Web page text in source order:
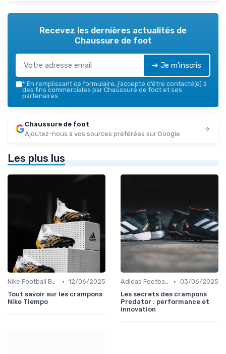
Recevez les dernières actualités de
Chaussure de foot
➔ Je m'inscris
* En remplissant ce formulaire, j’accepte d’être contacté(e) à
des fins commerciales par Chaussure de foot et ses
partenaires.
Chaussure de foot
Ajoutez-nous à vos sources préférées sur Google
Les plus lus
Nike Football Boots • 12/06/2025
Tout savoir sur les crampons
Nike Tiempo
Adidas Football Boots • 03/06/2025
Les secrets des crampons
Predator : performance et
innovation